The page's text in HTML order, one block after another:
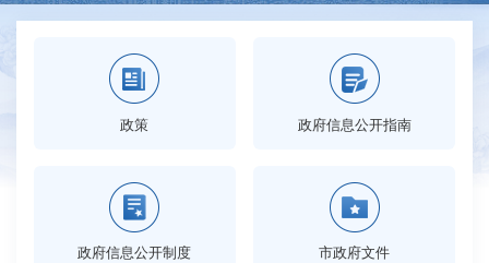
政策 政府信息公开指南
政府信息公开制度 市政府文件